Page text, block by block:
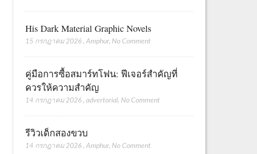
His Dark Material Graphic Novels
15 กรกฎาคม 2026 ,Amphur, No Comment
คู่มือการซื้อสมาร์ทโฟน: ฟีเจอร์สำคัญที่
ควรให้ความสำคัญ
14 กรกฎาคม 2026 ,advertorial, No Comment
รีวิวเด็กสองขวบ
14 กรกฎาคม 2026 ,Amphur, No Comment